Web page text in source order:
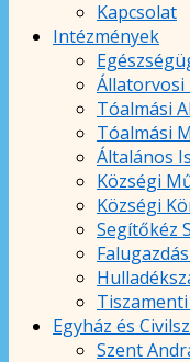
Kapcsolat
Intézmények
Állatorvosi
Tóalmási
Tóalmási
Általános
Községi
Községi
Segítőkéz
Egyház és
Szent